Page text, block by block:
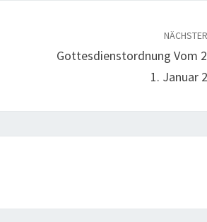
NÄCHSTER
Gottesdienstordnung Vom
1. Januar